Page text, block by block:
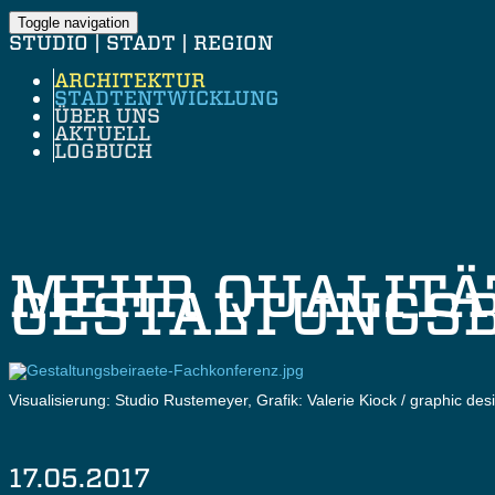
Toggle navigation
STUDIO | STADT | REGION
ARCHITEKTUR
STADTENTWICKLUNG
ÜBER UNS
AKTUELL
LOGBUCH
MEHR
Visualisierung: Studio Rustemeyer, Grafik: Valerie Kiock / graphic
17.05.2017